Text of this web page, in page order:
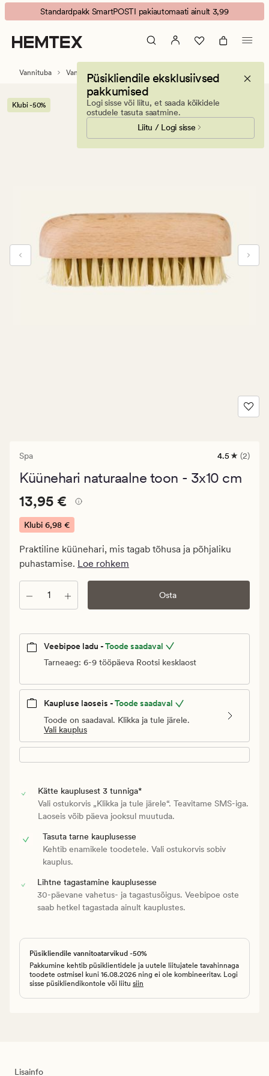
Spa
küünehari
naturaalne
toon
Animated
banner.
Press
ESCAPE
Standardpakk SmartPOSTI pakiautomaati ainult 3,99
Püsikliendile eksklusiivsed
pakkumised
Logi sisse või liitu, et saada kõikidele
ostudele tasuta saatmine.
Liitu / Logi sisse
Vannituba Vannitoatarvikud
Klubi -50%
Spa
2
keskmise
4.5 (2)
Küünehari naturaalne toon - 3x10 cm
Pris_ee
13,95
€.
6,98
€
Pris_ee 13,95 €
13,95 €
Klubi 6,98 €
Praktiline küünehari, mis tagab tõhusa ja põhjaliku
puhastamise. Loe rohkem
Kogus Osta
Veebipoe ladu -Toode saadaval
Tarneaeg: 6-9 tööpäeva Rootsi kesklaost
Kaupluse laoseis -Toode saadaval
Toode on saadaval. Klikka ja tule järele.
Vali kauplus
Kätte kauplusest 3 tunniga*
Vali ostukorvis „Klikka ja tule järele“. Teavitame SMS-iga.
Laoseis võib päeva jooksul muutuda.
Tasuta tarne kauplusesse
Kehtib enamikele toodetele. Vali ostukorvis sobiv
kauplus.
Lihtne tagastamine kauplusesse
30-päevane vahetus- ja tagastusõigus. Veebipoe oste
saab hetkel tagastada ainult kauplustes.
Püsikliendile vannitoatarvikud -50%
Pakkumine kehtib püsiklientidele ja uutele liitujatele tavahinnaga
toodete ostmisel kuni 16.08.2026 ning ei ole kombineeritav. Logi
sisse püsikliendikontole või liitu siin
Lisainfo